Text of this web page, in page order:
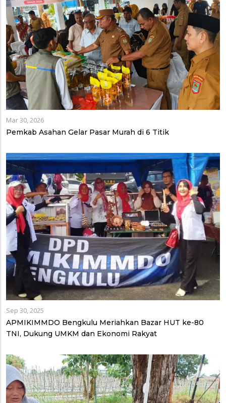
Mar 30, 2026
Pemkab Asahan Gelar Pasar Murah di 6 Titik
Sep 30, 2025
APMIKIMMDO Bengkulu Meriahkan Bazar HUT ke-80
TNI, Dukung UMKM dan Ekonomi Rakyat